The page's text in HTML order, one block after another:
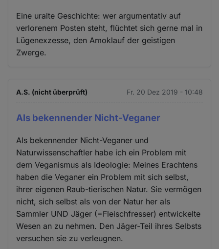
Eine uralte Geschichte: wer argumentativ auf
verlorenem Posten steht, flüchtet sich gerne mal in
Lügenexzesse, den Amoklauf der geistigen
Zwerge.
A.S. (nicht überprüft) Fr. 20 Dez 2019 - 10:48
Als bekennender Nicht-Veganer
Als bekennender Nicht-Veganer und
Naturwissenschaftler habe ich ein Problem mit
dem Veganismus als Ideologie: Meines Erachtens
haben die Veganer ein Problem mit sich selbst,
ihrer eigenen Raub-tierischen Natur. Sie vermögen
nicht, sich selbst als von der Natur her als
Sammler UND Jäger (=Fleischfresser) entwickelte
Wesen an zu nehmen. Den Jäger-Teil ihres Selbsts
versuchen sie zu verleugnen.